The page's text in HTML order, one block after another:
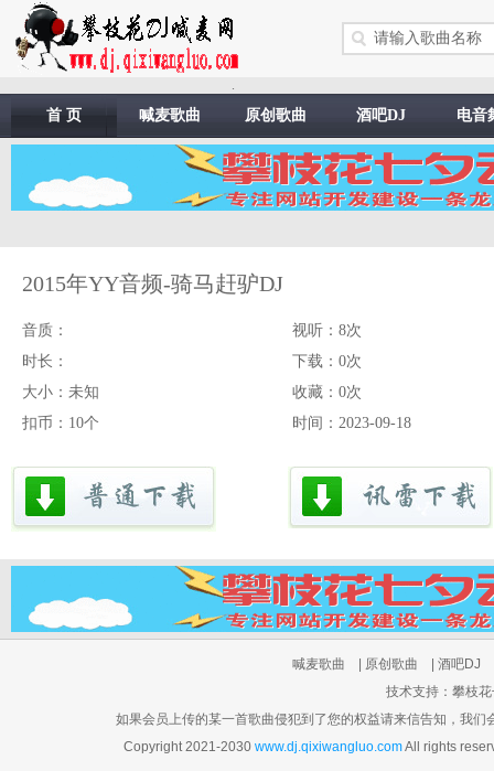
.
首 页 喊麦歌曲 原创歌曲 酒吧DJ 电音
2015年YY音频-骑马赶驴DJ
音质：
时长：
大小：未知
扣币：10个
视听：8次
下载：0次
收藏：0次
时间：2023-09-18
喊麦歌曲 原创歌曲 酒吧DJ
技术支持：攀枝
如果会员上传的某一首歌曲侵犯到了您的权益请来信告知，我
Copyright 2021-2030www.dj.qixiwangluo.comAll rights